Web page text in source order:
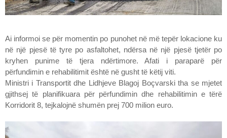
Ai informoi se për momentin po punohet në më tepër lokacione ku
në një pjesë të tyre po asfaltohet, ndërsa në një pjesë tjetër po
kryhen punime të tjera ndërtimore. Afati i paraparë për
përfundimin e rehabilitimit është në gusht të këtij viti.
Ministri i Transportit dhe Lidhjeve Blagoj Boçvarski tha se mjetet
gjithsej të planifikuara për përfundimin dhe rehabilitimin e tërë
Korridorit 8, tejkalojnë shumën prej 700 milion euro.